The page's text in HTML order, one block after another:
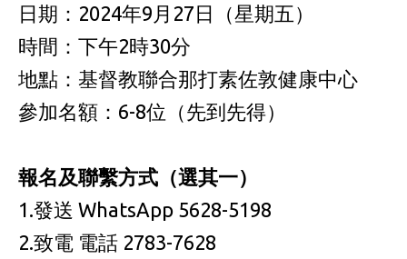
日期：2024年9月27日（星期五）
時間：下午2時30分
地點：基督教聯合那打素佐敦健康中心
參加名額：6-8位（先到先得）
報名及聯繫方式（選其一）
1.發送 WhatsApp 5628-5198
2.致電 電話 2783-7628